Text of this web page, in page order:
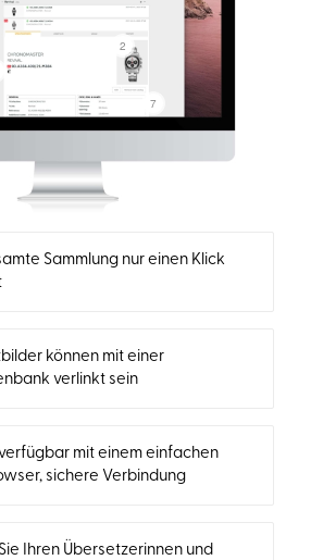
2
7
Sammlung nur einen Klick
können mit einer
verlinkt sein
mit einem einfachen
sichere Verbindung
Ihren Übersetzerinnen und